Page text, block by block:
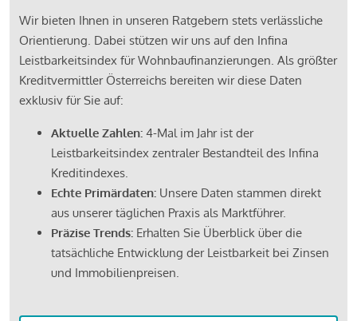
Wir bieten Ihnen in unseren Ratgebern stets verlässliche
Orientierung. Dabei stützen wir uns auf den Infina
Leistbarkeitsindex für Wohnbaufinanzierungen. Als größter
Kreditvermittler Österreichs bereiten wir diese Daten
exklusiv für Sie auf:
Aktuelle Zahlen: 4-Mal im Jahr ist der
Leistbarkeitsindex zentraler Bestandteil des Infina
Kreditindexes.
Echte Primärdaten: Unsere Daten stammen direkt
aus unserer täglichen Praxis als Marktführer.
Präzise Trends: Erhalten Sie Überblick über die
tatsächliche Entwicklung der Leistbarkeit bei Zinsen
und Immobilienpreisen.